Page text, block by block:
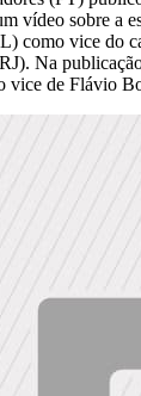
vídeo sobre a
como vice do
Na
vice de Flávio